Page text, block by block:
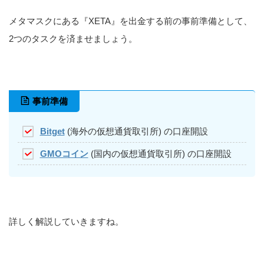
メタマスクにある『XETA』を出金する前の事前準備として、
2つのタスクを済ませましょう。
事前準備
Bitget(海外の仮想通貨取引所) の口座開設
GMOコイン(国内の仮想通貨取引所) の口座開設
詳しく解説していきますね。